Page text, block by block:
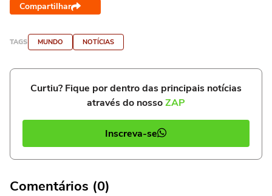
Compartilhar
TAGS MUNDO NOTÍCIAS
Curtiu? Fique por dentro das principais notícias
através do nossoZAP
Inscreva-se
Comentários (0)